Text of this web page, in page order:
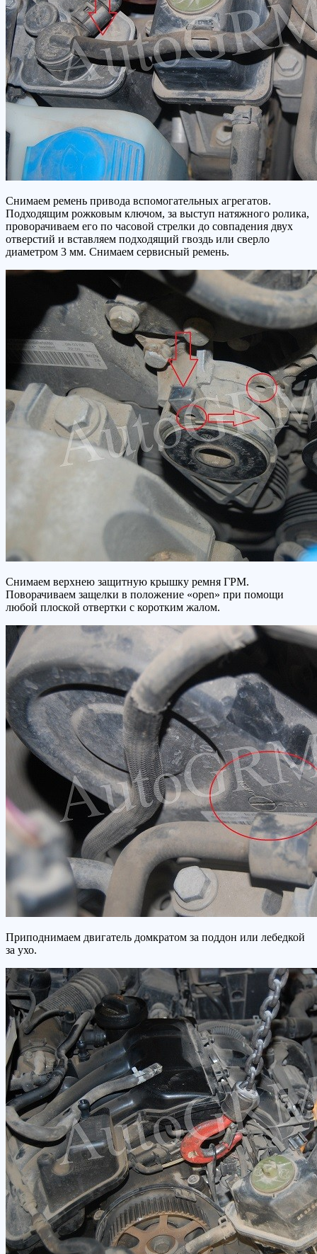
Снимаем ремень привода вспомогательных агрегатов.
Подходящим рожковым ключом, за выступ натяжного ролика,
проворачиваем его по часовой стрелки до совпадения двух
отверстий и вставляем подходящий гвоздь или сверло
диаметром 3 мм. Снимаем сервисный ремень.
Снимаем верхнею защитную крышку ремня ГРМ.
Поворачиваем защелки в положение «open» при помощи
любой плоской отвертки с коротким жалом.
Приподнимаем двигатель домкратом за поддон или лебедкой
за ухо.